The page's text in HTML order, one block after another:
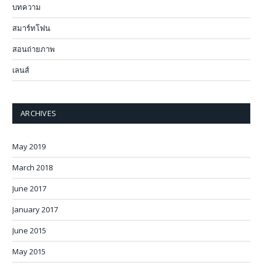
บทความ
สมาร์ทโฟน
สอนถ่ายภาพ
เลนส์
ARCHIVES
May 2019
March 2018
June 2017
January 2017
June 2015
May 2015